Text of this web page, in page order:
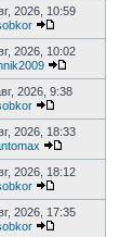
2026, 10:59
2026, 10:02
2026, 9:38
2026, 18:33
2026, 18:12
2026, 17:35